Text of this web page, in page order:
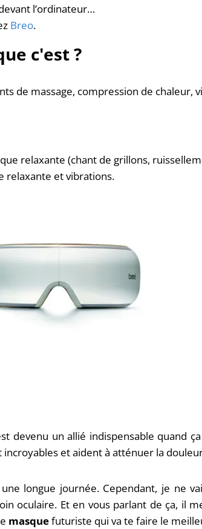
l’ordinateur…
Breo.
c'est ?
de massage, compression de chaleur,
relaxante (chant de grillons,
relaxante et vibrations.
devenu un allié indispensable quand ça
et aident à atténuer la
longue journée. Cependant, je ne
oculaire. Et en vous parlant de ça, il
masquefuturiste qui va te faire le